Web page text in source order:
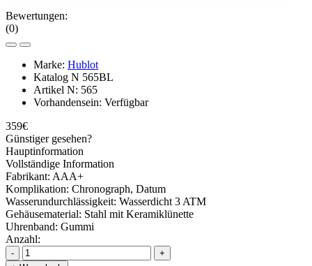
Bewertungen:
(0)
Marke: Hublot
Katalog N 565BL
Artikel N: 565
Vorhandensein: Verfügbar
359€
Günstiger gesehen?
Hauptinformation
Vollständige Information
Fabrikant: AAA+
Komplikation: Chronograph, Datum
Wasserundurchlässigkeit: Wasserdicht 3 ATM
Gehäusematerial: Stahl mit Keramiklünette
Uhrenband: Gummi
Anzahl:
-
+